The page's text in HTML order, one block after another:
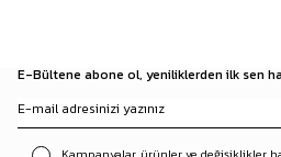
E-Bültene abone ol, yeniliklerden ilk sen